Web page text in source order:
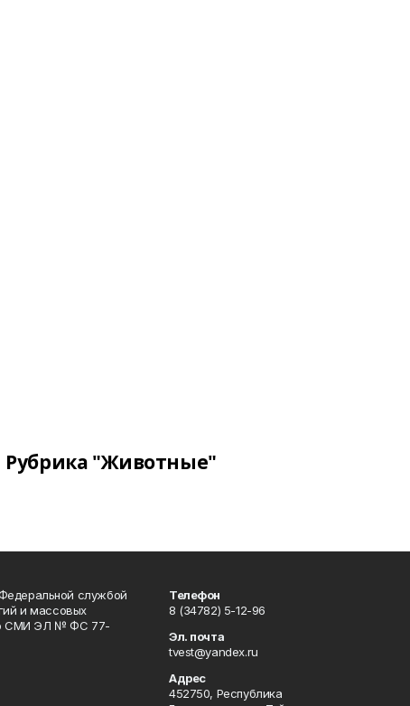
Рубрика "Животные"
службой
и массовых
СМИ ЭЛ № ФС 77-
Телефон
8 (34782) 5-12-96
Эл. почта
tvest@yandex.ru
Адрес
452750, Республика